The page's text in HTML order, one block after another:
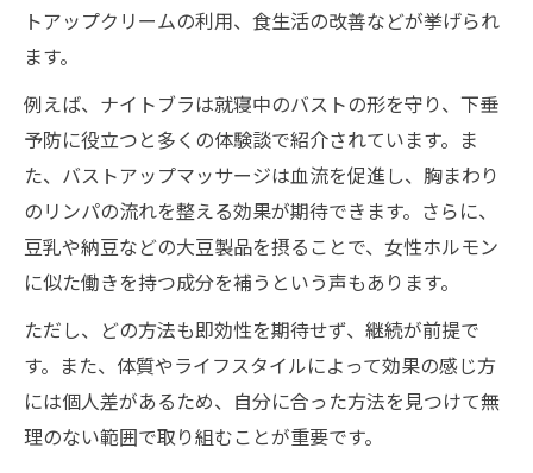
トアップクリームの利用、食生活の改善などが挙げられ
ます。
例えば、ナイトブラは就寝中のバストの形を守り、下垂
予防に役立つと多くの体験談で紹介されています。ま
た、バストアップマッサージは血流を促進し、胸まわり
のリンパの流れを整える効果が期待できます。さらに、
豆乳や納豆などの大豆製品を摂ることで、女性ホルモン
に似た働きを持つ成分を補うという声もあります。
ただし、どの方法も即効性を期待せず、継続が前提で
す。また、体質やライフスタイルによって効果の感じ方
には個人差があるため、自分に合った方法を見つけて無
理のない範囲で取り組むことが重要です。